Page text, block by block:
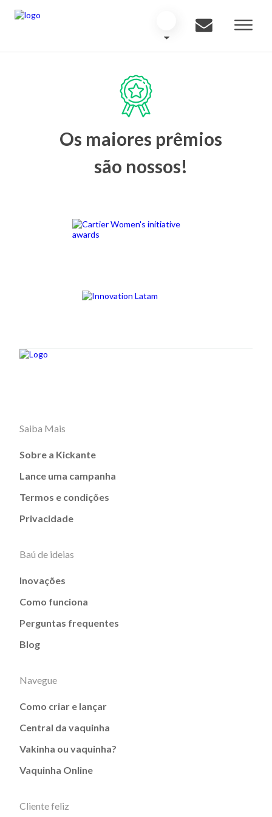
Os maiores prêmios
são nossos!
Saiba Mais
Sobre a Kickante
Lance uma campanha
Termos e condições
Privacidade
Baú de ideias
Inovações
Como funciona
Perguntas frequentes
Blog
Navegue
Como criar e lançar
Central da vaquinha
Vakinha ou vaquinha?
Vaquinha Online
Cliente feliz